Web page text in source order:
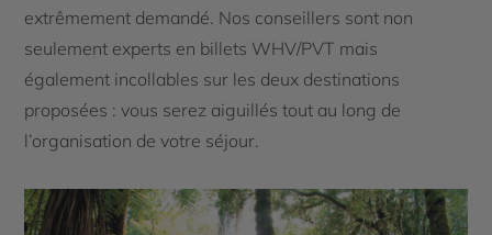
extrêmement demandé. Nos conseillers sont non
seulement experts en billets WHV/PVT mais
également incollables sur les deux destinations
proposées : vous serez aiguillés tout au long de
l’organisation de votre séjour.